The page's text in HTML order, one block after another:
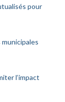
pour
l’impact